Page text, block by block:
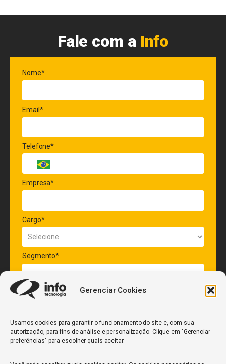
Gerenciar Cookies
Usamos cookies para garantir o funcionamento do site e, com sua
autorização, para fins de análise e personalização. Clique em "Gerenciar
preferências" para escolher quais aceitar.
Fale com a Info
Nome*
Email*
Telefone*
Empresa*
Cargo*
Segmento*
Quantidade de veículos da frota*
ENVIAR